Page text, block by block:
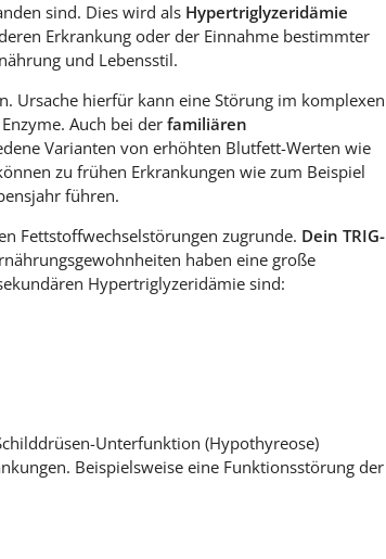
sind. Dies wird als Hypertriglyzeridämie
Erkrankung oder der Einnahme bestimmter
und Lebensstil.
Ursache hierfür kann eine Störung im komplexen
Auch bei der familiären
Varianten von erhöhten Blutfett-Werten wie
zu frühen Erkrankungen wie zum Beispiel
führen.
Fettstoffwechselstörungen zugrunde. Dein TRIG-
haben eine große
Hypertriglyzeridämie sind:
Unterfunktion (Hypothyreose)
Beispielsweise eine Funktionsstörung der